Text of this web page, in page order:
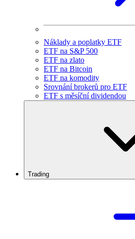
Náklady a poplatky ETF
ETF na S&P 500
ETF na zlato
ETF na Bitcoin
ETF na komodity
Srovnání brokerů pro ETF
ETF s měsíční dividendou
Trading